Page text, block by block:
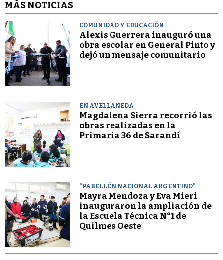
MÁS NOTICIAS
COMUNIDAD Y EDUCACIÓN
Alexis Guerrera inauguró una
obra escolar en General Pinto y
dejó un mensaje comunitario
EN AVELLANEDA
Magdalena Sierra recorrió las
obras realizadas en la
Primaria 36 de Sarandí
“PABELLÓN NACIONAL ARGENTINO”
Mayra Mendoza y Eva Mieri
inauguraron la ampliación de
la Escuela Técnica N°1 de
Quilmes Oeste